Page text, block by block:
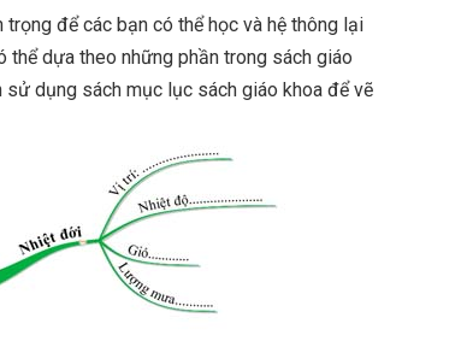
để các bạn có thể học và hệ thông lại
thể dựa theo những phần trong sách giáo
sử dụng sách mục lục sách giáo khoa để vẽ